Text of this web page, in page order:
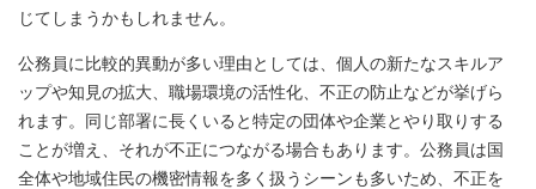
じてしまうかもしれません。
公務員に比較的異動が多い理由としては、個人の新たなスキルア
ップや知見の拡大、職場環境の活性化、不正の防止などが挙げら
れます。同じ部署に長くいると特定の団体や企業とやり取りする
ことが増え、それが不正につながる場合もあります。公務員は国
全体や地域住民の機密情報を多く扱うシーンも多いため、不正を